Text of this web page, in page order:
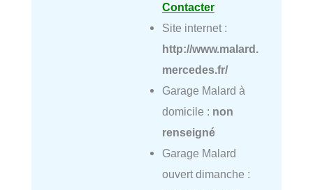
Contacter
Site internet :
http://www.malard.
mercedes.fr/
Garage Malard à
domicile : non
renseigné
Garage Malard
ouvert dimanche :